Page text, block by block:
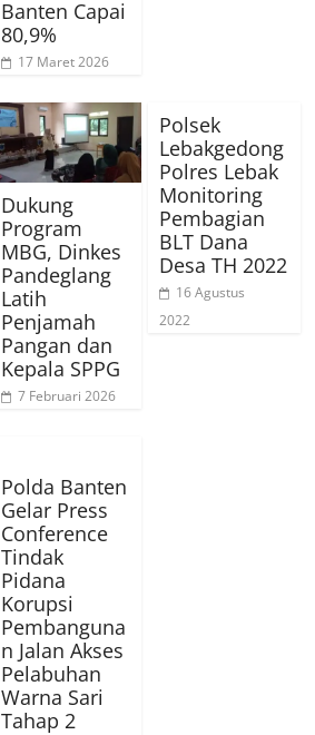
Banten Capai
80,9%
17 Maret 2026
Dukung
Program
MBG, Dinkes
Pandeglang
Latih
Penjamah
Pangan dan
Kepala SPPG
7 Februari 2026
Polsek
Lebakgedong
Polres Lebak
Monitoring
Pembagian
BLT Dana
Desa TH 2022
16 Agustus
2022
Polda Banten
Gelar Press
Conference
Tindak
Pidana
Korupsi
Pembanguna
n Jalan Akses
Pelabuhan
Warna Sari
Tahap 2